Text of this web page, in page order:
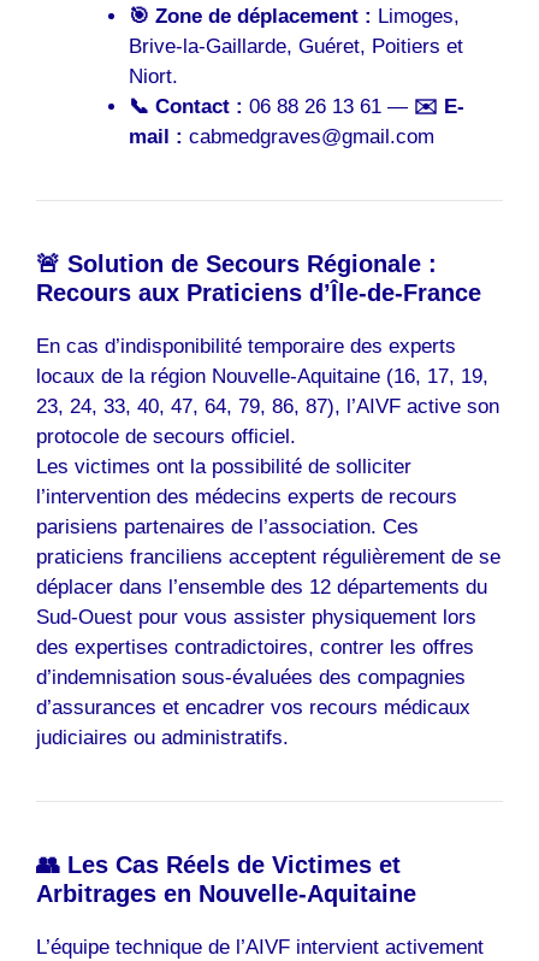
🎯 Zone de déplacement : Limoges,
Brive-la-Gaillarde, Guéret, Poitiers et
Niort.
📞 Contact : 06 88 26 13 61 — ✉️ E-
mail : cabmedgraves@gmail.com
🚨 Solution de Secours Régionale :
Recours aux Praticiens d’Île-de-France
En cas d’indisponibilité temporaire des experts
locaux de la région Nouvelle-Aquitaine (16, 17, 19,
23, 24, 33, 40, 47, 64, 79, 86, 87), l’AIVF active son
protocole de secours officiel.
Les victimes ont la possibilité de solliciter
l’intervention des médecins experts de recours
parisiens partenaires de l’association. Ces
praticiens franciliens acceptent régulièrement de se
déplacer dans l’ensemble des 12 départements du
Sud-Ouest pour vous assister physiquement lors
des expertises contradictoires, contrer les offres
d’indemnisation sous-évaluées des compagnies
d’assurances et encadrer vos recours médicaux
judiciaires ou administratifs.
👥 Les Cas Réels de Victimes et
Arbitrages en Nouvelle-Aquitaine
L’équipe technique de l’AIVF intervient activement